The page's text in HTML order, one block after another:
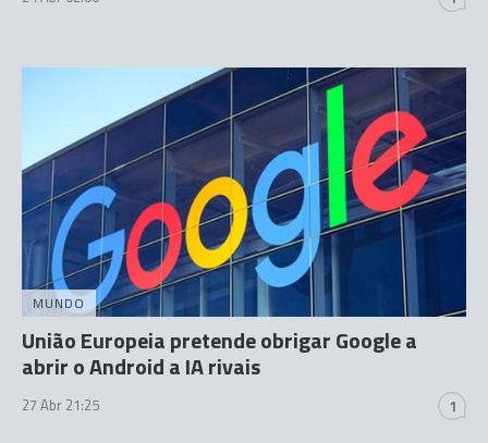
MUNDO
União Europeia pretende obrigar Google a
abrir o Android a IA rivais
27 Abr 21:25 1